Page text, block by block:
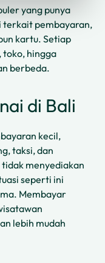
yang punya
terkait pembayaran,
kartu. Setiap
toko, hingga
berbeda.
di Bali
kecil,
taksi, dan
menyediakan
seperti ini
Membayar
lebih mudah